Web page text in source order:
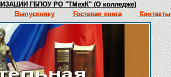
ГБПОУ РО "ТМехК" (О колледже)
Выпускнику Гостевая книга Контакты